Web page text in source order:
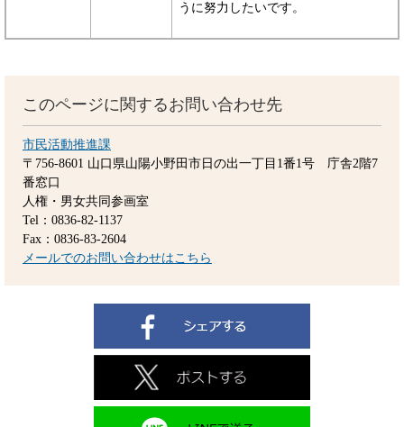
うに努力したいです。
このページに関するお問い合わせ先
市民活動推進課
〒756-8601 山口県山陽小野田市日の出一丁目1番1号 庁舎2階7
番窓口
人権・男女共同参画室
Tel：0836-82-1137
Fax：0836-83-2604
メールでのお問い合わせはこちら